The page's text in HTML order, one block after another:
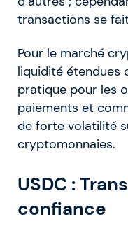
transactions se
Pour le marché
liquidité étendues
pratique pour les
paiements et
de forte volatilité
cryptomonnaies.
USDC :
confiance